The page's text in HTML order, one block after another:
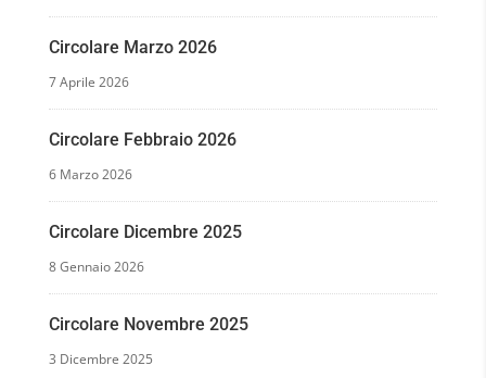
Circolare Marzo 2026
7 Aprile 2026
Circolare Febbraio 2026
6 Marzo 2026
Circolare Dicembre 2025
8 Gennaio 2026
Circolare Novembre 2025
3 Dicembre 2025